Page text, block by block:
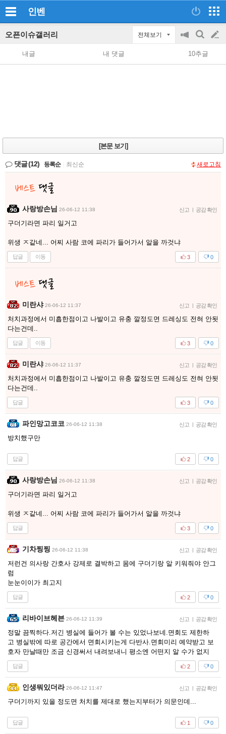
인벤
오픈이슈갤러리 전체보기
공
지
on/off
검
색
글
쓰
내글 내 댓글 10추글
[본문 보기]
댓글(12) 등록순 최신순 새로고침
사랑방손님 26-06-12 11:38 신고 | 공감 확인
구더기라면 파리 일거고
위생 ㅈ같네... 어찌 사람 코에 파리가 들어가서 알을 까것냐
답글 이동 0
3
미란샤 26-06-12 11:37 신고 | 공감 확인
처치과정에서 미흡한점이고 나발이고 유충 깔정도면 드레싱도 전혀 안됫
다는건데..
답글 이동 0
3
미란샤 26-06-12 11:37 신고 | 공감 확인
처치과정에서 미흡한점이고 나발이고 유충 깔정도면 드레싱도 전혀 안됫
다는건데..
답글 0
3
파인망고코코 26-06-12 11:38 신고 | 공감 확인
방치했구만
답글 0
2
사랑방손님 26-06-12 11:38 신고 | 공감 확인
구더기라면 파리 일거고
위생 ㅈ같네... 어찌 사람 코에 파리가 들어가서 알을 까것냐
답글 0
3
기차찡찡 26-06-12 11:38 신고 | 공감 확인
저런건 의사랑 간호사 강제로 결박하고 몸에 구더기랑 알 키워줘야 안그
럼
눈눈이이가 최고지
답글 0
2
리바이브헤븐 26-06-12 11:39 신고 | 공감 확인
정말 끔찍하다.저긴 병실에 들어가 볼 수는 있었나보네.면회도 제한하
고 병실밖에 따로 공간에서 면회시키는게 다반사.면회미리 예약받고 보
호자 만날때만 조금 신경써서 내려보내니 평소엔 어떤지 알 수가 없지
답글 0
2
인생뭐있더라 26-06-12 11:47 신고 | 공감 확인
구더기까지 있을 정도면 처치를 제대로 했는지부터가 의문인데...
답글 0
1